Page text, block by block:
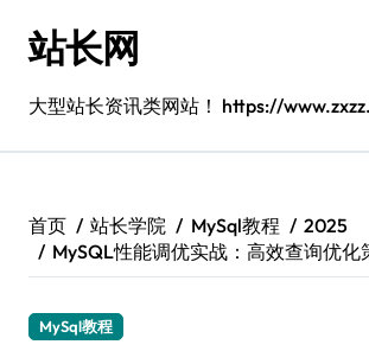
站长网
大型站长资讯类网站！ https://
首页 站长学院 MySql教程
2025
MySQL性能调优实战：高效查询优化
MySql教程